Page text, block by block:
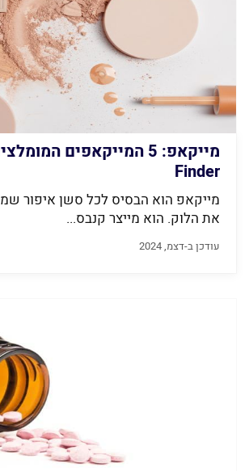
מייקאפ: 5 המייקאפים
Finder
מייקאפ הוא הבסיס לכל סשן איפור
את הלוק. הוא מייצר קנבס...
עודכן ב-דצמ, 2024